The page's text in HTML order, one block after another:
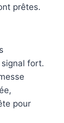
prêtes.
signal fort.
pour